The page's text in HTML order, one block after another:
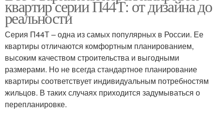
квартир серии П44Т: от дизайна до
реальности
Серия П44Т – одна из самых популярных в России. Ее
квартиры отличаются комфортным планированием,
высоким качеством строительства и выгодными
размерами. Но не всегда стандартное планирование
квартиры соответствует индивидуальным потребностям
жильцов. В таких случаях приходится задумываться о
перепланировке.